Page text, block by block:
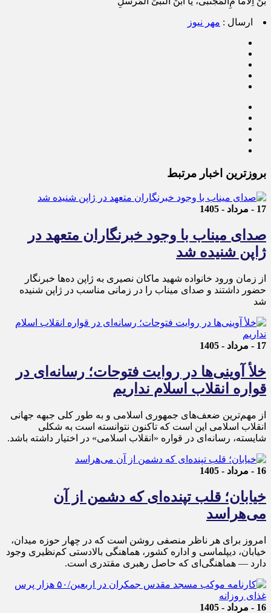
ارسال : مهر نیوز
بروزترین اخبار مرتبط
17 - مرداد - 1405
صدای میناب با وجود خبرنگاران متعهد در
ژاپن شنیده شد
از زمان ورود خانواده شهید ماکان نصیری به ژاپن ده‌ها خبرنگار
حضور داشتند و صدای میناب را در زمانی مناسب در ژاپن شنیده
شد
17 - مرداد - 1405
خلأ آوینی‌ها در روایت فتوحات؛ رسانه‌ای در
قواره انقلاب اسلام نداریم
از مهم‌ترین ضعف‌های جمهوری اسلامی و به طور کلی جبهه جهانی
انقلاب اسلامی این است که تاکنون نتوانسته است به شکلی
شایسته، رسانه‌ای در قواره «انقلاب اسلامی» در اختیار داشته باشد.
16 - مرداد - 1405
خیابان؛ قلب تپنده‌ای که دشمن از آن
می‌هراسد
امروز برای هر ناظر منصفی روشن است که در چهار حوزه میدان،
خیابان، دیپلماسی و اداره کشور، هماهنگی بالادستی کم‌نظیری وجود
دارد — هماهنگی‌ای که حاصل رهبری مقتدری است.
16 - مرداد - 1405